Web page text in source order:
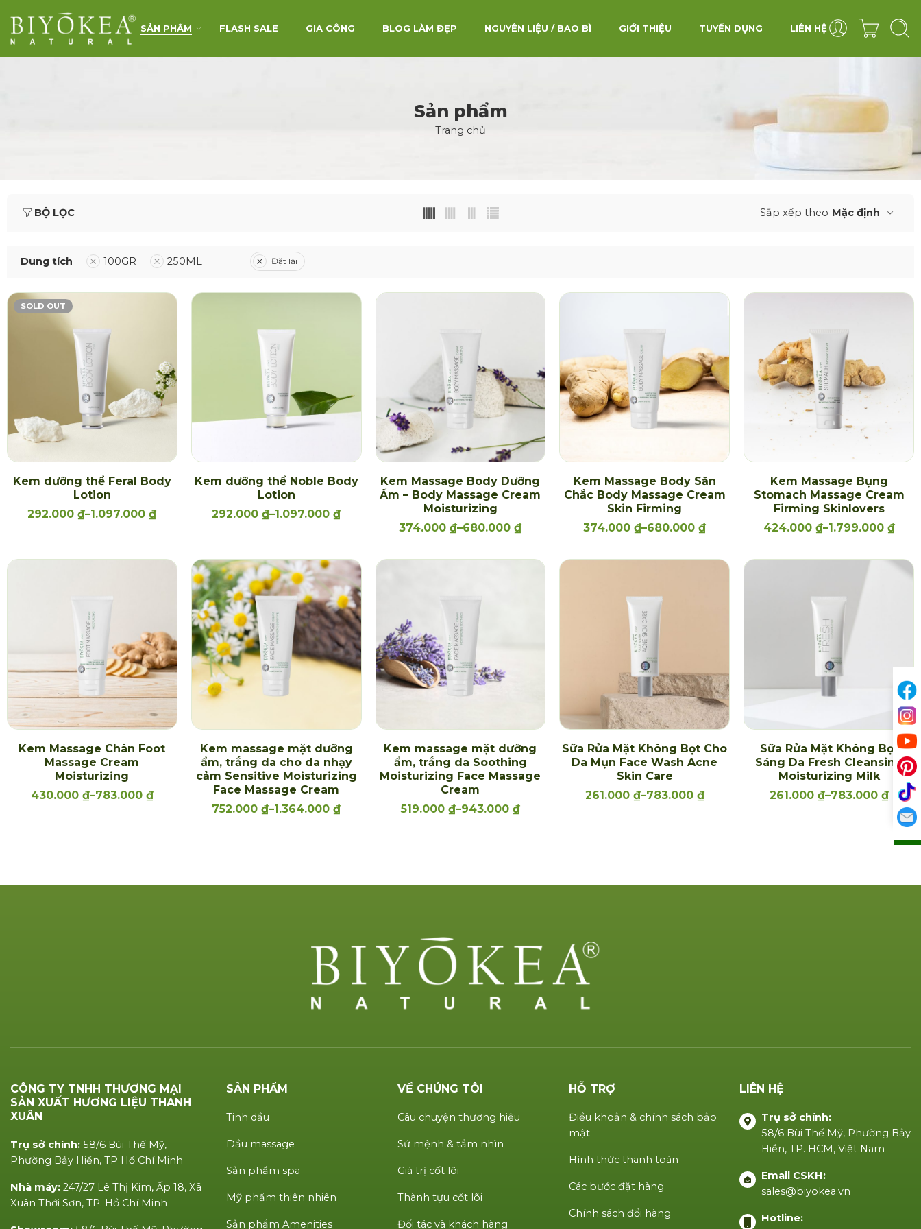
SẢN PHẨM FLASH SALE GIA CÔNG BLOG LÀM ĐẸP NGUYÊN LIỆU / BAO BÌ GIỚI THIỆU TUYỂN DỤNG LIÊN HỆ
Sản phẩm
Trang chủ
BỘ LỌC Sắp xếp theo Mặc định
Dung tích 100GR 250ML Đặt lại
SOLD OUT
Kem dưỡng thể Feral Body
Lotion
292.000₫–1.097.000₫
Kem dưỡng thể Noble Body
Lotion
292.000₫–1.097.000₫
Kem Massage Body Dưỡng
Ẩm – Body Massage Cream
Moisturizing
374.000₫–680.000₫
Kem Massage Body Săn
Chắc Body Massage Cream
Skin Firming
374.000₫–680.000₫
Kem Massage Bụng
Stomach Massage Cream
Firming Skinlovers
424.000 ₫–1.799.000 ₫
Kem Massage Chân Foot
Massage Cream
Moisturizing
430.000 ₫–783.000 ₫
Kem massage mặt dưỡng
ẩm, trắng da cho da nhạy
cảm Sensitive Moisturizing
Face Massage Cream
752.000₫–1.364.000₫
Kem massage mặt dưỡng
ẩm, trắng da Soothing
Moisturizing Face Massage
Cream
519.000 ₫–943.000 ₫
Sữa Rửa Mặt Không Bọt Cho
Da Mụn Face Wash Acne
Skin Care
261.000 ₫–783.000 ₫
Sữa Rửa Mặt Không Bọt
Sáng Da Fresh Cleansing
Moisturizing Milk
261.000 ₫–783.000 ₫
CÔNG TY TNHH THƯƠNG MẠI
SẢN XUẤT HƯƠNG LIỆU THANH
XUÂN
Trụ sở chính: 58/6 Bùi Thế Mỹ,
Phường Bảy Hiền, TP Hồ Chí Minh
Nhà máy: 247/27 Lê Thị Kim, Ấp 18, Xã
Xuân Thới Sơn, TP. Hồ Chí Minh
SẢN PHẨM
Tinh dầu
Dầu massage
Sản phẩm spa
Mỹ phẩm thiên nhiên
Sản phẩm Amenities
VỀ CHÚNG TÔI
Câu chuyện thương hiệu
Sứ mệnh & tầm nhìn
Giá trị cốt lõi
Thành tựu cốt lõi
Đối tác và khách hàng
HỖ TRỢ
Điều khoản & chính sách bảo
mật
Hình thức thanh toán
Các bước đặt hàng
Chính sách đổi hàng
LIÊN HỆ
Trụ sở chính:
58/6 Bùi Thế Mỹ, Phường Bảy
Hiền, TP. HCM, Việt Nam
Email CSKH:
sales@biyokea.vn
Hotline: